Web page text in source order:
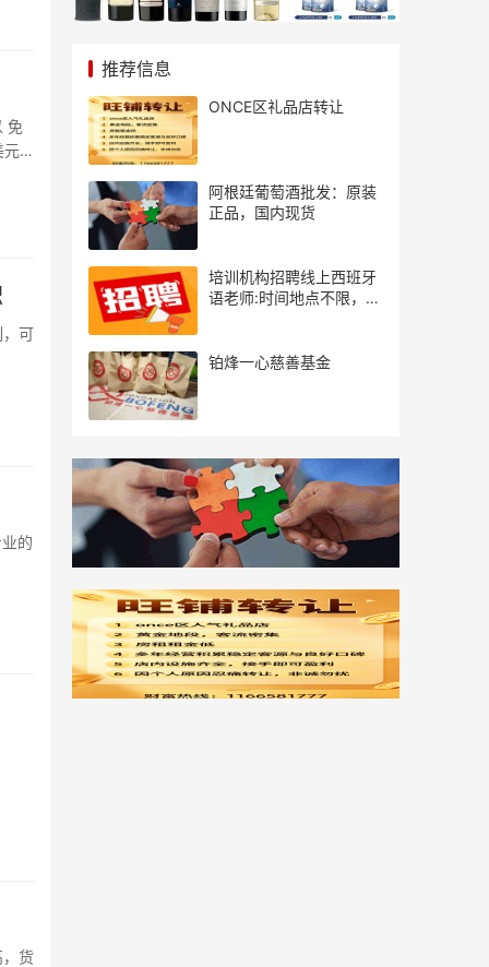
免
可
的
货
推荐信息
ONCE区礼品店转让
阿根廷葡萄酒批发：原装
正品，国内现货
培训机构招聘线上西班牙
语老师:时间地点不限，可
铂烽一心慈善基金